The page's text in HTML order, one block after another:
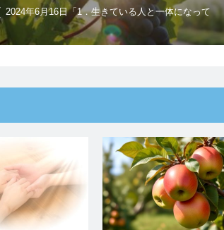
2024年6月16日「1．生きている人と一体になって
こそ生きている人だ 2．裂く神様の歴史だ」キリ
スト教福音宣教会 | 日曜礼拝の聖書メッセージ